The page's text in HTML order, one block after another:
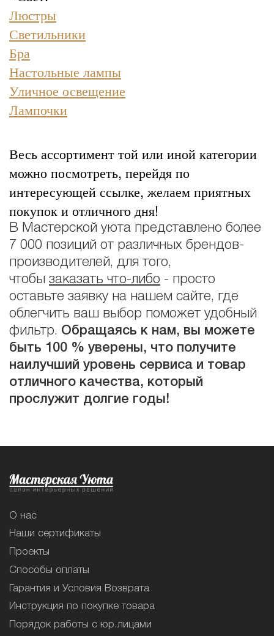
Люстры
Светильники
Бра
Настольные лампы
Уличное освещение
Лампочки
Весь ассортимент той или иной категории
можно посмотреть, перейдя по
интересующей ссылке, желаем приятных
покупок и отличного дня!
В Мастерской уюта представлено более
7 000 позиций от различных брендов-
производителей, для того,
чтобы заказать что-либо - просто
оставьте заявку на нашем сайте, где
облегчить ваш выбор поможет удобный
фильтр. Обращаясь к нам, вы можете
быть 100 % уверены, что получите
наилучший уровень сервиса и товар
отличного качества, который
прослужит долгие годы!
О нас
Наши сертификаты
Проекты
Способы оплаты
Гарантия и Условия Возврата
Инструкция по покупке товара
Порядок работы с юр.лицами